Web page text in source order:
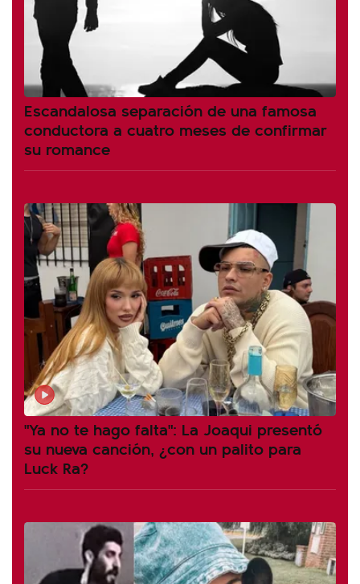
Escandalosa separación de una famosa
conductora a cuatro meses de confirmar
su romance
"Ya no te hago falta": La Joaqui presentó
su nueva canción, ¿con un palito para
Luck Ra?